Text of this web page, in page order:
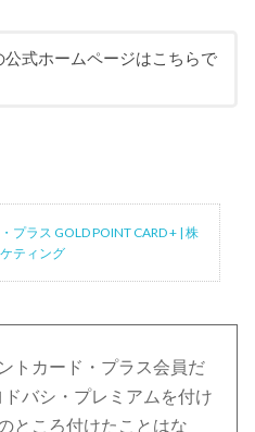
公式ホームページはこちらで
プラス GOLD POINT CARD + | 株
ティング
トカード・プラス会員だ
バシ・プレミアムを付け
ところ付けたことはな